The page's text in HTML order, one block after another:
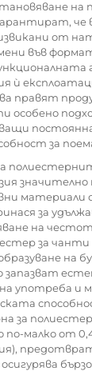
на
че
от
във
ѝ
правят
особено
за
материали
за
на
за
на
запазват
употреба и
за
по-малко от